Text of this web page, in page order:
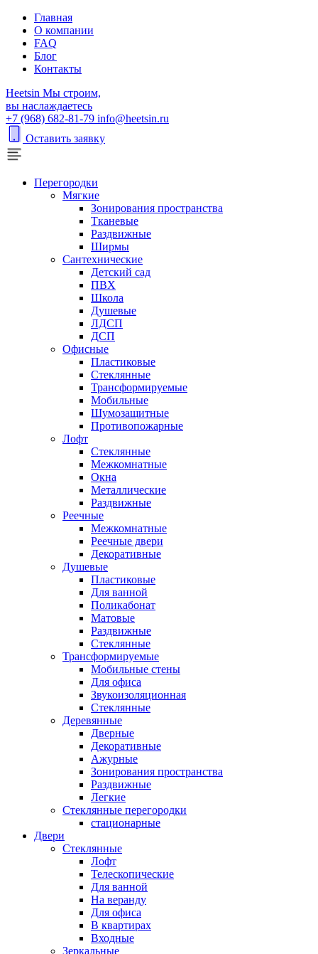
Главная
О компании
FAQ
Блог
Контакты
Heetsin Мы строим,
вы наслаждаетесь
+7 (968) 682-81-79 info@heetsin.ru
Оставить заявку
Перегородки
Мягкие
Зонирования пространства
Тканевые
Раздвижные
Ширмы
Сантехнические
Детский сад
ПВХ
Школа
Душевые
ЛДСП
ДСП
Офисные
Пластиковые
Стеклянные
Трансформируемые
Мобильные
Шумозащитные
Противопожарные
Лофт
Стеклянные
Межкомнатные
Окна
Металлические
Раздвижные
Реечные
Межкомнатные
Реечные двери
Декоративные
Душевые
Пластиковые
Для ванной
Поликабонат
Матовые
Раздвижные
Стеклянные
Трансформируемые
Мобильные стены
Для офиса
Звукоизоляционная
Стеклянные
Деревянные
Дверные
Декоративные
Ажурные
Зонирования пространства
Раздвижные
Легкие
Стеклянные перегородки
стационарные
Двери
Стеклянные
Лофт
Телескопические
Для ванной
На веранду
Для офиса
В квартирах
Входные
Зеркальные